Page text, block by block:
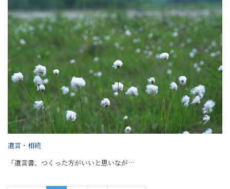
遺言・相続
「遺言書、つくった方がいいと思いなが…